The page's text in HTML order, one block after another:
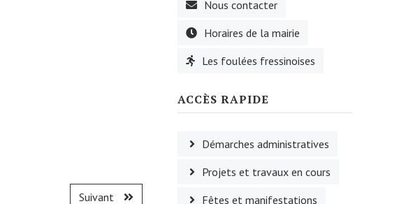
Suivant
Nous contacter
Horaires de la mairie
Les foulées fressinoises
ACCÈS RAPIDE
Démarches administratives
Projets et travaux en cours
Fêtes et manifestations